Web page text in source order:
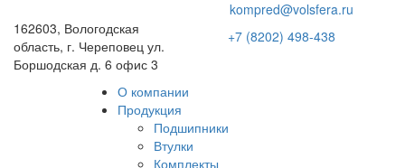
162603, Вологодская
область, г. Череповец ул.
Боршодская д. 6 офис 3
kompred@volsfera.ru
+7 (8202) 498-438
О компании
Продукция
Подшипники
Втулки
Комплекты